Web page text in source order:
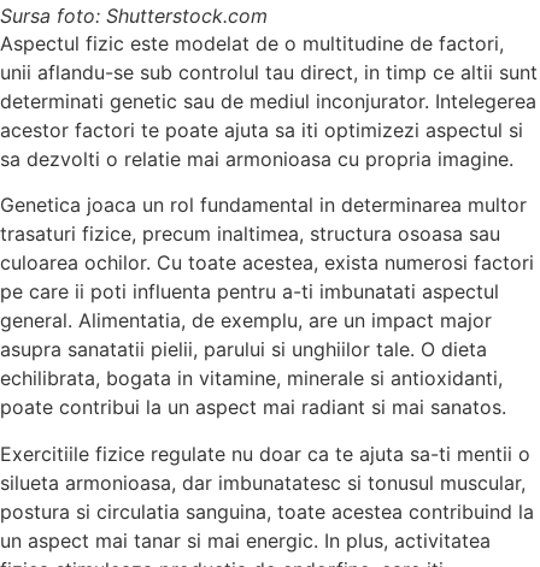
Sursa foto: Shutterstock.com
Aspectul fizic este modelat de o multitudine de factori,
unii aflandu-se sub controlul tau direct, in timp ce altii sunt
determinati genetic sau de mediul inconjurator. Intelegerea
acestor factori te poate ajuta sa iti optimizezi aspectul si
sa dezvolti o relatie mai armonioasa cu propria imagine.
Genetica joaca un rol fundamental in determinarea multor
trasaturi fizice, precum inaltimea, structura osoasa sau
culoarea ochilor. Cu toate acestea, exista numerosi factori
pe care ii poti influenta pentru a-ti imbunatati aspectul
general. Alimentatia, de exemplu, are un impact major
asupra sanatatii pielii, parului si unghiilor tale. O dieta
echilibrata, bogata in vitamine, minerale si antioxidanti,
poate contribui la un aspect mai radiant si mai sanatos.
Exercitiile fizice regulate nu doar ca te ajuta sa-ti mentii o
silueta armonioasa, dar imbunatatesc si tonusul muscular,
postura si circulatia sanguina, toate acestea contribuind la
un aspect mai tanar si mai energic. In plus, activitatea